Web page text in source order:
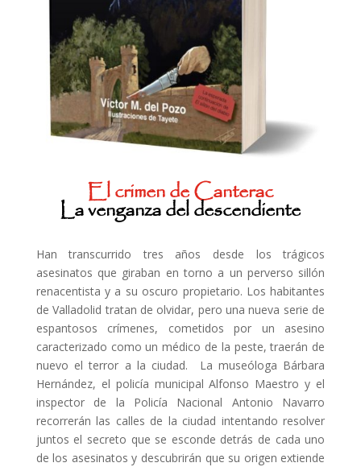
El crimen de Canterac
La venganza del descendiente
Han transcurrido tres años desde los trágicos
asesinatos que giraban en torno a un perverso sillón
renacentista y a su oscuro propietario. Los habitantes
de Valladolid tratan de olvidar, pero una nueva serie de
espantosos crímenes, cometidos por un asesino
caracterizado como un médico de la peste, traerán de
nuevo el terror a la ciudad. La museóloga Bárbara
Hernández, el policía municipal Alfonso Maestro y el
inspector de la Policía Nacional Antonio Navarro
recorrerán las calles de la ciudad intentando resolver
juntos el secreto que se esconde detrás de cada uno
de los asesinatos y descubrirán que su origen extiende